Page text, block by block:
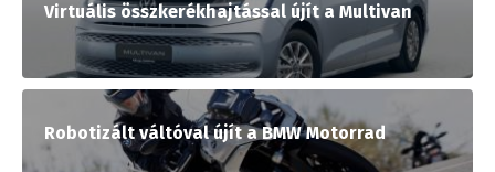
Virtuális összkerékhajtással újít a Multivan
Robotizált váltóval újít a BMW Motorrad